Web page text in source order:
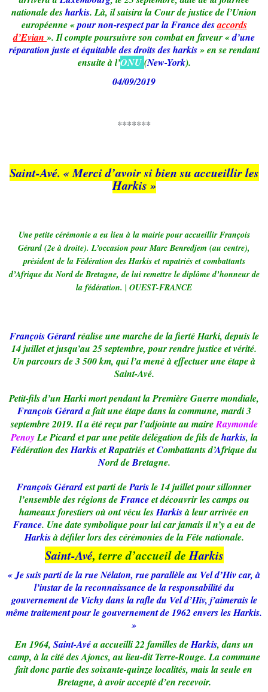
nationale desharkis. Là, il saisira la Cour de justice de l’Union
européenne «pour non-respect par la France desaccords
d’Evian ». Il compte poursuivre son combat en faveur «d’une
réparation juste et équitable des droits des harkis » en se rendant
ensuite à l’ONU (New-York).
04/09/2019
*******
Saint-Avé. « Merci d’avoir si bien su accueillir les
Harkis »
Une petite cérémonie a eu lieu à la mairie pour accueillir François
Gérard (2e à droite). L’occasion pour Marc Benredjem (au centre),
président de la Fédération des Harkis et rapatriés et combattants
d’Afrique du Nord de Bretagne, de lui remettre le diplôme d’honneur de
la fédération. | OUEST-FRANCE
François Gérardréalise une marche de la fierté Harki, depuis le
14 juillet et jusqu’au 25 septembre, pour rendre justice et vérité.
Un parcours de 3 500 km, qui l’a mené à effectuer une étape à
Saint-Avé.
Petit-fils d’un Harki mort pendant la Première Guerre mondiale,
François Gérarda fait une étape dans la commune, mardi 3
septembre 2019. Il a été reçu par l’adjointe au maireRaymonde
PenoyLe Picard et par une petite délégation de fils deharkis, la
Fédération desHarkisetRapatriés etCombattants d’Afrique du
Nord deBretagne.
François Gérardest parti deParisle 14 juillet pour sillonner
l’ensemble des régions deFranceet découvrir les camps ou
hameaux forestiers où ont vécu lesHarkisà leur arrivée en
France. Une date symbolique pour lui car jamais il n’y a eu de
Harkisà défiler lors des cérémonies de la Fête nationale.
Saint-Avé, terre d’accueil deHarkis
« Je suis parti de la rue Nélaton, rue parallèle au Vel d’Hiv car, à
l’instar de la reconnaissance de la responsabilité du
gouvernement de Vichy dans la rafle du Vel d’Hiv, j’aimerais le
même traitement pour le gouvernement de 1962 envers les Harkis.
»
En 1964, Saint-Avéa accueilli 22 familles deHarkis, dans un
camp, à la cité des Ajoncs, au lieu-dit Terre-Rouge. La commune
fait donc partie des soixante-quinze localités, mais la seule en
Bretagne, à avoir accepté d’en recevoir.